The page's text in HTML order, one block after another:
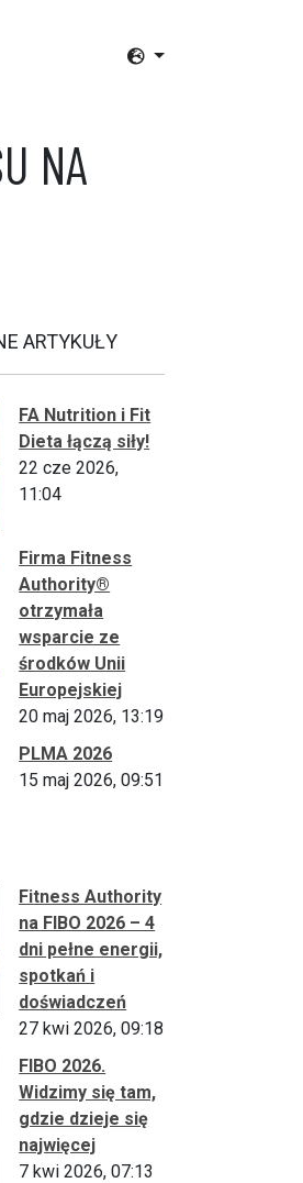
NA
ARTYKUŁY
FA Nutrition i Fit
Dieta łączą siły!
22 cze 2026,
11:04
Firma Fitness
Authority®
otrzymała
wsparcie ze
środków Unii
Europejskiej
20 maj 2026, 13:19
PLMA 2026
15 maj 2026, 09:51
Fitness Authority
na FIBO 2026 – 4
dni pełne energii,
spotkań i
doświadczeń
27 kwi 2026, 09:18
FIBO 2026.
Widzimy się tam,
gdzie dzieje się
najwięcej
7 kwi 2026, 07:13